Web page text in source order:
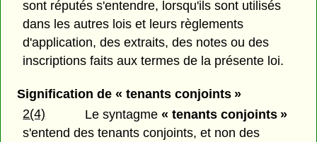
sont réputés s'entendre, lorsqu'ils sont utilisés
dans les autres lois et leurs règlements
d'application, des extraits, des notes ou des
inscriptions faits aux termes de la présente loi.
Signification de « tenants conjoints »
2(4)
Le syntagme« tenants conjoints »
s'entend des tenants conjoints, et non des